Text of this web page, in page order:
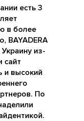
есть 3
в более
BAYADERA
из-
сайт
и высокий
По